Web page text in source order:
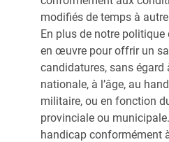
modifiés de temps à
En plus de notre
en œuvre pour offrir un
candidatures, sans égard
nationale, à l’âge, au
militaire, ou en fonction
provinciale ou
handicap conformément